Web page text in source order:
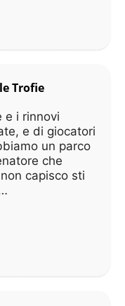
Trofie
e i rinnovi
e di giocatori
un parco
che
capisco sti